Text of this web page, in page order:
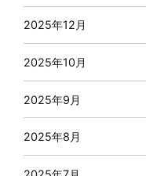
2025年12月
2025年10月
2025年9月
2025年8月